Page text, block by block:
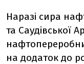
Наразі сира
та Саудівської
на додаток до